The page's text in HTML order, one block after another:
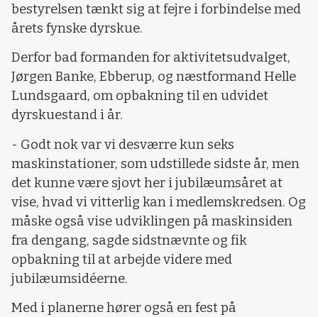
bestyrelsen tænkt sig at fejre i forbindelse med
årets fynske dyrskue.
Derfor bad formanden for aktivitetsudvalget,
Jørgen Banke, Ebberup, og næstformand Helle
Lundsgaard, om opbakning til en udvidet
dyrskuestand i år.
- Godt nok var vi desværre kun seks
maskinstationer, som udstillede sidste år, men
det kunne være sjovt her i jubilæumsåret at
vise, hvad vi vitterlig kan i medlemskredsen. Og
måske også vise udviklingen på maskinsiden
fra dengang, sagde sidstnævnte og fik
opbakning til at arbejde videre med
jubilæumsidéerne.
Med i planerne hører også en fest på